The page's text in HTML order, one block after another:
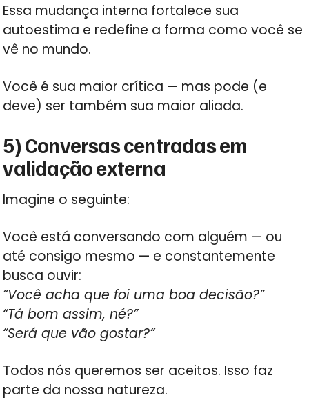
Essa mudança interna fortalece sua
autoestima e redefine a forma como você se
vê no mundo.
Você é sua maior crítica — mas pode (e
deve) ser também sua maior aliada.
5) Conversas centradas em
validação externa
Imagine o seguinte:
Você está conversando com alguém — ou
até consigo mesmo — e constantemente
busca ouvir:
“Você acha que foi uma boa decisão?”
“Tá bom assim, né?”
“Será que vão gostar?”
Todos nós queremos ser aceitos. Isso faz
parte da nossa natureza.